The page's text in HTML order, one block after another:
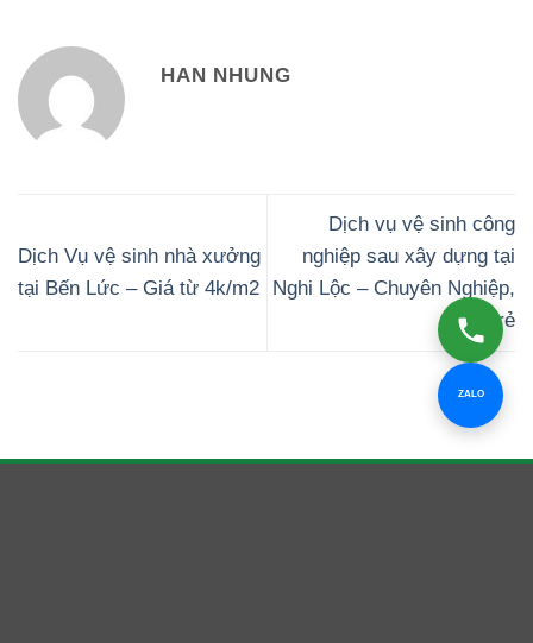
HAN NHUNG
Dịch Vụ vệ sinh nhà xưởng
tại Bến Lức – Giá từ 4k/m2
Dịch vụ vệ sinh công
nghiệp sau xây dựng tại
Nghi Lộc – Chuyên Nghiệp,
giá rẻ
ZALO